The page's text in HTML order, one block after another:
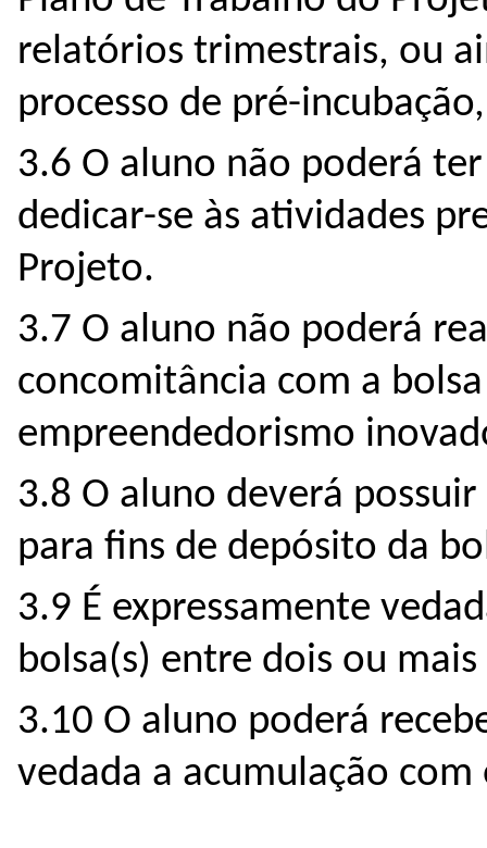
relatórios trimestrais, ou
processo de pré-
3.6 O aluno não poderá
dedicar-se às atividades
Projeto.
3.7 O aluno não poderá
concomitância com a
empreendedorismo
3.8 O aluno deverá
para fins de depósito da
3.9 É expressamente
bolsa(s) entre dois ou
3.10 O aluno poderá
vedada a acumulação com